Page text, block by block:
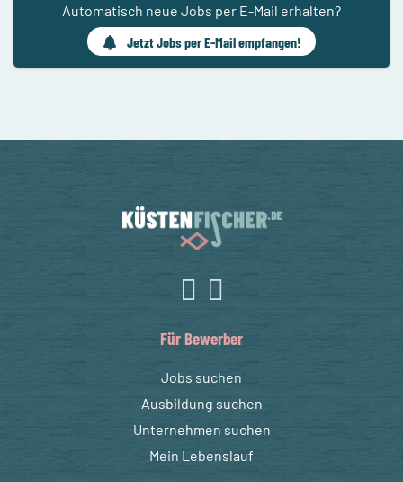
Automatisch neue Jobs per E-Mail erhalten?
Jetzt Jobs per E-Mail empfangen!
Für Bewerber
Jobs suchen
Ausbildung suchen
Unternehmen suchen
Mein Lebenslauf